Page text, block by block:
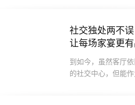
社交独处两不
让每场家宴更有
到如今，虽然客厅
的社交中心，但能